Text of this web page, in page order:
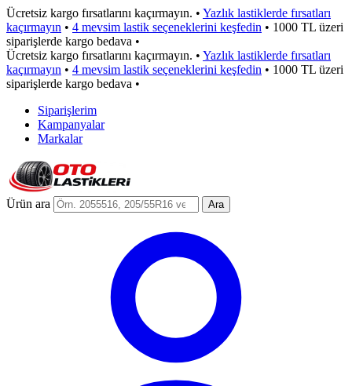
Ücretsiz kargo fırsatlarını kaçırmayın. • Yazlık lastiklerde fırsatları
kaçırmayın • 4 mevsim lastik seçeneklerini keşfedin • 1000 TL üzeri
siparişlerde kargo bedava •
Ücretsiz kargo fırsatlarını kaçırmayın. • Yazlık lastiklerde fırsatları
kaçırmayın • 4 mevsim lastik seçeneklerini keşfedin • 1000 TL üzeri
siparişlerde kargo bedava •
Siparişlerim
Kampanyalar
Markalar
Ürün ara Ara